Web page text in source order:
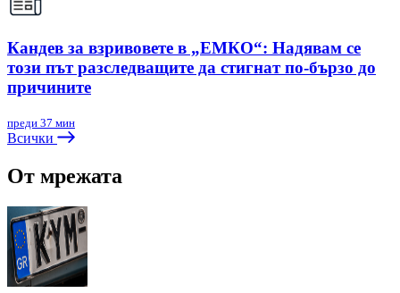
Кандев за взривовете в „ЕМКО“: Надявам се
този път разследващите да стигнат по-бързо до
причините
преди 37 мин
Всички
От мрежата